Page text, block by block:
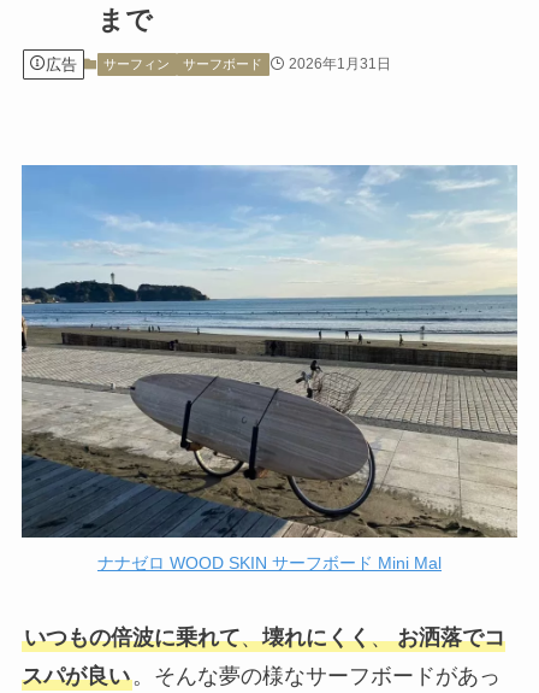
まで
広告 サーフィン サーフボード 2026年1月31日
ナナゼロ WOOD SKIN サーフボード Mini Mal
いつもの倍波に乗れて、壊れにくく、 お洒落でコ
スパが良い。そんな夢の様なサーフボードがあっ